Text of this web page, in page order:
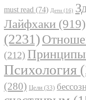
must read (74) Дети (16)
Лайфхаки (919)
(2231)
(212)
Психология
(280) Цели (33)